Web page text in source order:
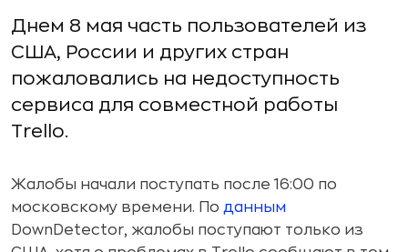
Днем 8 мая часть пользователей из
США, России и других стран
пожаловались на недоступность
сервиса для совместной работы
Trello.
Жалобы начали поступать после 16:00 по
московскому времени. По данным
DownDetector, жалобы поступают только из